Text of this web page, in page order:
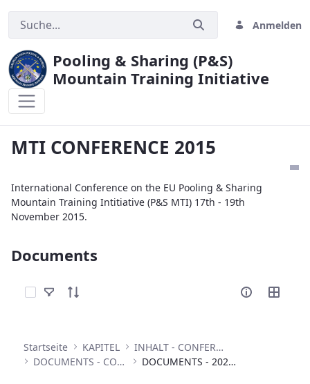
Anmelden
Pooling & Sharing (P&S)
Mountain Training Initiative
MTI CONFERENCE 2015
International Conference on the EU Pooling & Sharing
Mountain Training Intitiative (P&S MTI) 17th - 19th
November 2015.
Documents
Elemente auswählen
Startseite KAPITEL
INHALT - CONFERENCES
DOCUMENTS - CONFERENCES
DOCUMENTS - 2021 ANNUAL CONFERENCE